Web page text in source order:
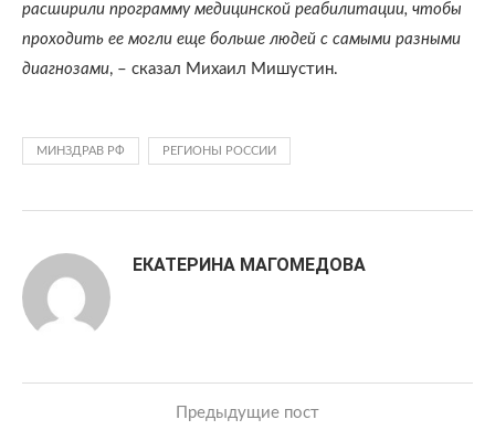
расширили программу медицинской реабилитации, чтобы
проходить ее могли еще больше людей с самыми разными
диагнозами, – сказал Михаил Мишустин.
МИНЗДРАВ РФ РЕГИОНЫ РОССИИ
ЕКАТЕРИНА МАГОМЕДОВА
Предыдущие пост